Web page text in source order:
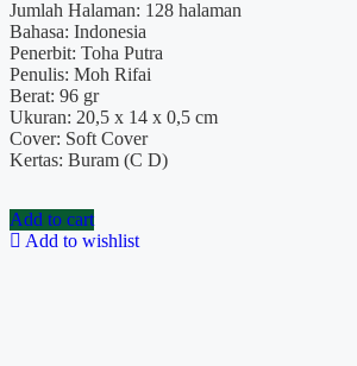
Jumlah Halaman: 128 halaman
Bahasa: Indonesia
Penerbit: Toha Putra
Penulis: Moh Rifai
Berat: 96 gr
Ukuran: 20,5 x 14 x 0,5 cm
Cover: Soft Cover
Kertas: Buram (C D)
Add to cart
Add to wishlist